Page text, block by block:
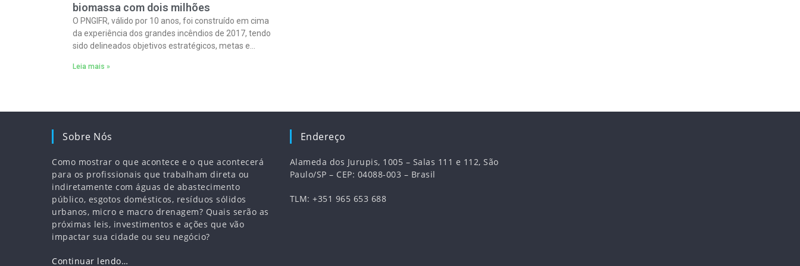
biomassa com dois milhões
O PNGIFR, válido por 10 anos, foi construído em cima
da experiência dos grandes incêndios de 2017, tendo
sido delineados objetivos estratégicos, metas e
Leia mais »
Sobre Nós
Como mostrar o que acontece e o que acontecerá
para os profissionais que trabalham direta ou
indiretamente com águas de abastecimento
público, esgotos domésticos, resíduos sólidos
urbanos, micro e macro drenagem? Quais serão as
próximas leis, investimentos e ações que vão
impactar sua cidade ou seu negócio?
Continuar lendo…
Endereço
Alameda dos Jurupis, 1005 – Salas 111 e 112, São
Paulo/SP – CEP: 04088-003 – Brasil
TLM: +351 965 653 688